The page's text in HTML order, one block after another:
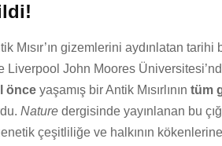
Mısır’ın gizemlerini aydınlatan
Liverpool John Moores
önce yaşamış bir Antik Mısırlının tüm
Nature dergisinde yayınlanan bu
çeşitliliğe ve halkının